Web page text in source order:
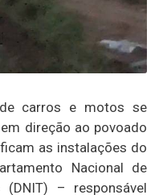
carros e motos se
direção ao povoado
as instalações do
Nacional de
(DNIT) – responsável